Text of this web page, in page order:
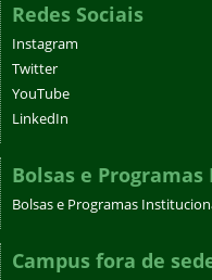
Redes Sociais
Instagram
Twitter
YouTube
LinkedIn
Bolsas e
Bolsas e Programas
Campus fora de